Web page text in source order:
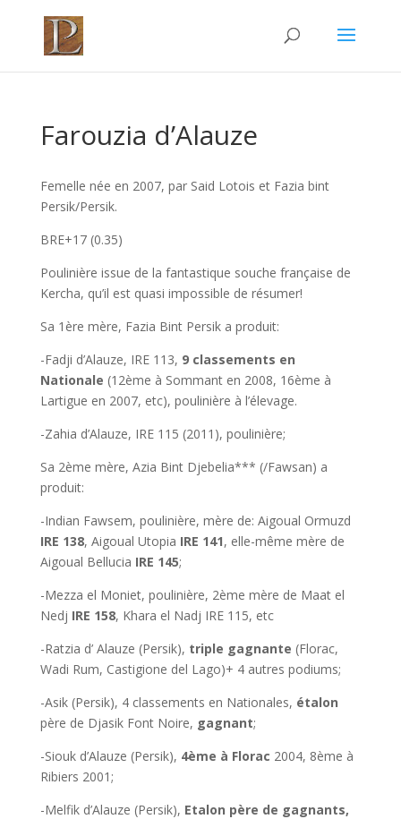
Farouzia d’Alauze
Femelle née en 2007, par Said Lotois et Fazia bint
Persik/Persik.
BRE+17 (0.35)
Poulinière issue de la fantastique souche française de
Kercha, qu’il est quasi impossible de résumer!
Sa 1ère mère, Fazia Bint Persik a produit:
-Fadji d’Alauze, IRE 113, 9 classements en
Nationale (12ème à Sommant en 2008, 16ème à
Lartigue en 2007, etc), poulinière à l’élevage.
-Zahia d’Alauze, IRE 115 (2011), poulinière;
Sa 2ème mère, Azia Bint Djebelia*** (/Fawsan) a
produit:
-Indian Fawsem, poulinière, mère de: Aigoual Ormuzd
IRE 138, Aigoual Utopia IRE 141, elle-même mère de
Aigoual Bellucia IRE 145;
-Mezza el Moniet, poulinière, 2ème mère de Maat el
Nedj IRE 158, Khara el Nadj IRE 115, etc
-Ratzia d’ Alauze (Persik), triple gagnante (Florac,
Wadi Rum, Castigione del Lago)+ 4 autres podiums;
-Asik (Persik), 4 classements en Nationales, étalon
père de Djasik Font Noire, gagnant;
-Siouk d’Alauze (Persik), 4ème à Florac 2004, 8ème à
Ribiers 2001;
-Melfik d’Alauze (Persik), Etalon père de gagnants,